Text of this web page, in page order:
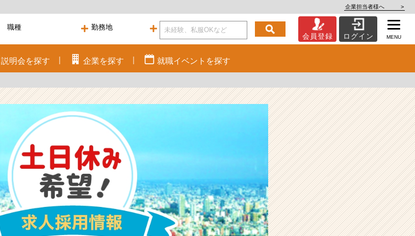
企業担当者様へ >
会員登録 ログイン MENU
説明会を探す 企業を探す 就職イベント を探す